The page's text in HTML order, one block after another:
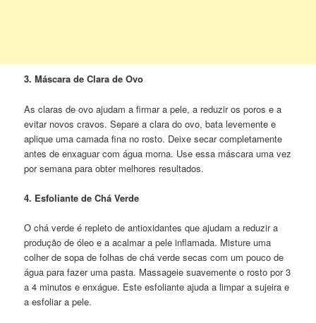
3. Máscara de Clara de Ovo
As claras de ovo ajudam a firmar a pele, a reduzir os poros e a
evitar novos cravos. Separe a clara do ovo, bata levemente e
aplique uma camada fina no rosto. Deixe secar completamente
antes de enxaguar com água morna. Use essa máscara uma vez
por semana para obter melhores resultados.
4. Esfoliante de Chá Verde
O chá verde é repleto de antioxidantes que ajudam a reduzir a
produção de óleo e a acalmar a pele inflamada. Misture uma
colher de sopa de folhas de chá verde secas com um pouco de
água para fazer uma pasta. Massageie suavemente o rosto por 3
a 4 minutos e enxágue. Este esfoliante ajuda a limpar a sujeira e
a esfoliar a pele.